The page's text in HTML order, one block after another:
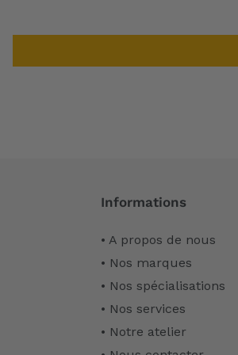
Informations
• A propos de nous
• Nos marques
• Nos spécialisations
• Nos services
• Notre atelier